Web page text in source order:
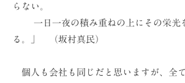
らない。
一日一夜の積み重ねの上にその栄光
る。」 （坂村真民）
個人も会社も同じだと思いますが、全